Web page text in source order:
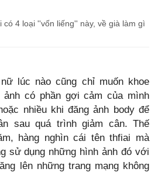
có 4 loại ''vốn liếng'' này, về già làm gì
lúc nào cũng chỉ muốn khoe
ảnh có phần gợi cảm của mình
nhiều khi đăng ảnh body để
sau quá trình giảm cân. Thế
hàng nghìn cái tên thfiai mà
sử dụng những hình ảnh đó với
lên những trang mạng không